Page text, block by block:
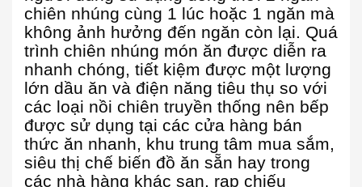
chiên nhúng cùng 1 lúc hoặc 1 ngăn mà
không ảnh hưởng đến ngăn còn lại. Quá
trình chiên nhúng món ăn được diễn ra
nhanh chóng, tiết kiệm được một lượng
lớn dầu ăn và điện năng tiêu thụ so với
các loại nồi chiên truyền thống nên bếp
được sử dụng tại các cửa hàng bán
thức ăn nhanh, khu trung tâm mua sắm,
siêu thị chế biến đồ ăn sẵn hay trong
các nhà hàng khác sạn, rạp chiếu